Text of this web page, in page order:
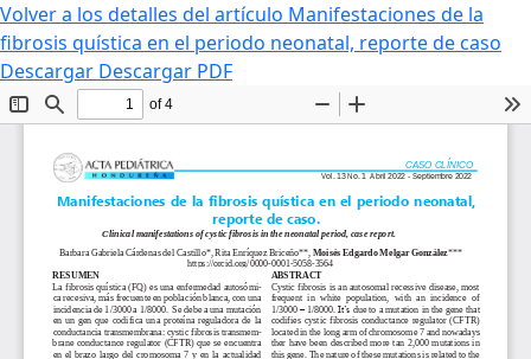
Volver a los detalles del artículo Manifestaciones de la
fibrosis quística en el periodo neonatal, reporte de caso
Descargar Descargar PDF